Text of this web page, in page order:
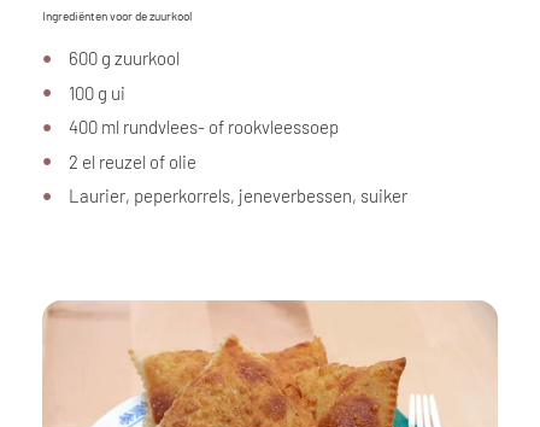
Ingrediënten voor de zuurkool
600 g zuurkool
100 g ui
400 ml rundvlees- of rookvleessoep
2 el reuzel of olie
Laurier, peperkorrels, jeneverbessen, suiker